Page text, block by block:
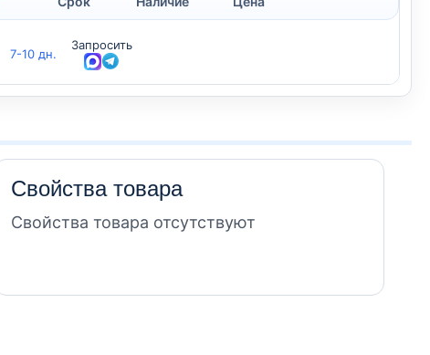
7-10 дн.
Запросить
Свойства товара
Свойства товара отсутствуют